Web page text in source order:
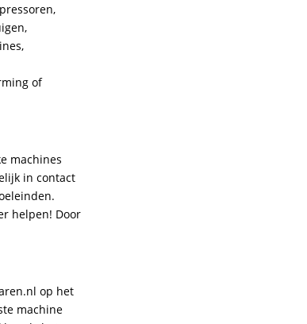
of
machines
in contact
helpen! Door
op het
machine